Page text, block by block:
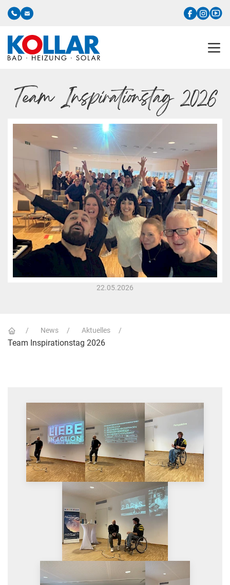
Team Inspirationstag 2026
22.05.2026
News Aktuelles
Team Inspirationstag 2026